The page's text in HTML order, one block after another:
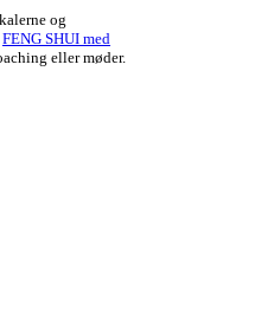
og
FENG SHUI med
eller møder.